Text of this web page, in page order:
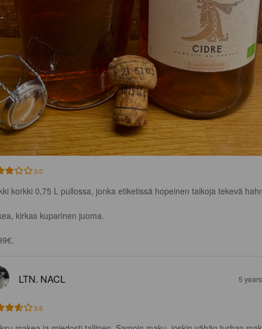
3.0
korkki 0,75 L pullossa, jonka etiketissä hopeinen taikoja tekevä
kirkas kuparinen juoma.
LTN. NACL 5
3.6